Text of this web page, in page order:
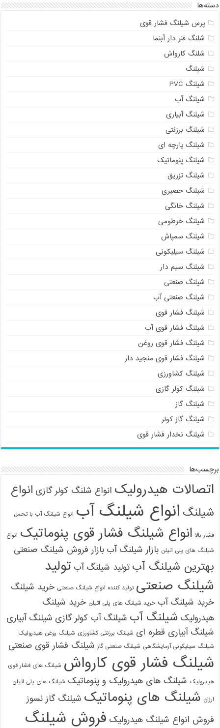
دسته‌ها
پرس شیلنگ فشار قوی
شلنگ فنر دار آبنما
شلنگ کارواش
شیلنگ
شیلنگ PVC
شیلنگ آب
شیلنگ آبیاری
شیلنگ برزنتی
شیلنگ پارچه ای
شیلنگ پنوماتیک
شیلنگ تزریق
شیلنگ حصیری
شیلنگ خانگی
شیلنگ خرطومی
شیلنگ سمپاش
شیلنگ سیلیکونی
شیلنگ سیم دار
شیلنگ صنعتی
شیلنگ صنعتی آب
شیلنگ فشار قوی
شیلنگ فشار قوی آب
شیلنگ فشار قوی روغن
شیلنگ فشار قوی منجید دار
شیلنگ کشاورزی
شیلنگ کولر گازی
شیلنگ گاز
شیلنگ گاز کولر
شیلنگ نخدار فشار قوی
برچسب‌ها
اتصالات هیدرولیک انواع شلنگ کولر گازی انواع
شیلنگ انواع شیلنگ آب انواع شیلنگ آب با تحمل
فشار بالا انواع شیلنگ فشار قوی پنوماتیک انواع
شیلنگ های پلی اتیلن بازار شیلنگ آب بازار فروش شیلنگ صنعتی
بهترین شیلنگ آب تولید شیلنگ آب تولید
شیلنگ صنعتی تولید کننده انواع شیلنگ صنعتی خرید شیلنگ
خرید شیلنگ آب خرید شیلنگ های پلی اتیلن خرید شیلنگ
هیدرولیک شیلنگ آب شیلنگ آب کولر گازی شیلنگ آبیاری
شیلنگ آبیاری قطره ای شیلنگ برزنتی کشاورزی شیلنگ روغن هیدرولیک
شیلنگ سیلیکونی آزمایشگاهی شیلنگ صنعتی گاز شیلنگ فشار قوی صنعتی
شیلنگ فشار قوی کارواش شیلنگ های فشار قوی
هیدرولیک شیلنگ های هیدرولیک و پنوماتیک شیلنگ های پلی اتیلن
ارزان شیلنگ های پنوماتیک شیلنگ گاز نسوز
فروش انواع شیلنگ هیدرولیک فروش شیلنگ